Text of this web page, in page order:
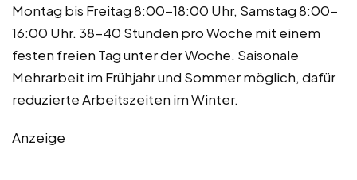
Montag bis Freitag 8:00-18:00 Uhr, Samstag 8:00-
16:00 Uhr. 38-40 Stunden pro Woche mit einem
festen freien Tag unter der Woche. Saisonale
Mehrarbeit im Frühjahr und Sommer möglich, dafür
reduzierte Arbeitszeiten im Winter.
Anzeige